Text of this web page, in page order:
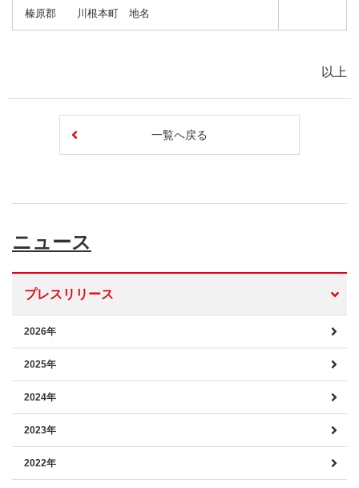
榛原郡 川根本町 地名
以上
一覧へ戻る
ニュース
プレスリリース
2026年
2025年
2024年
2023年
2022年